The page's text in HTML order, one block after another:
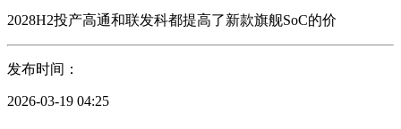
2028H2投产高通和联发科都提高了新款旗舰SoC的价
发布时间：
2026-03-19 04:25